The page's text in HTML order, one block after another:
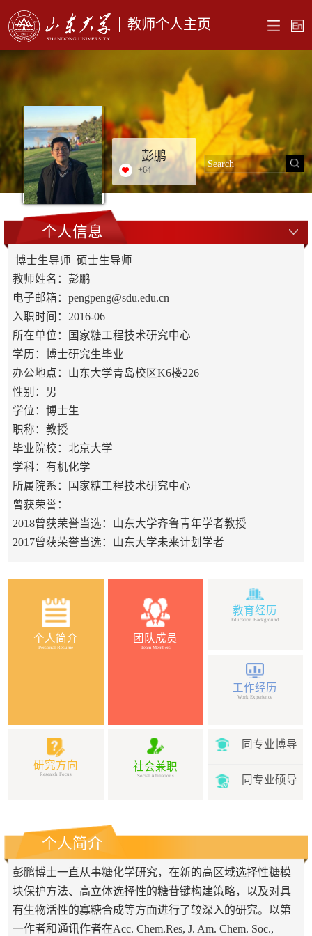
教师个人主页
彭鹏
+64
个人信息
博士生导师 硕士生导师
教师姓名：彭鹏
电子邮箱： pengpeng@sdu.edu.cn
入职时间：2016-06
所在单位：国家糖工程技术研究中心
学历：博士研究生毕业
办公地点：山东大学青岛校区K6楼226
性别：男
学位：博士生
职称：教授
毕业院校：北京大学
学科：有机化学
所属院系：国家糖工程技术研究中心
曾获荣誉：
2018曾获荣誉当选：山东大学齐鲁青年学者教授
2017曾获荣誉当选：山东大学未来计划学者
个人简介
Personal Resume
团队成员
Team Members
教育经历
Education Background
工作经历
Work Experience
研究方向
Research Focus
社会兼职
Social Affiliations
同专业博导
同专业硕导
个人简介
彭鹏博士一直从事糖化学研究，在新的高区域选择性糖模
块保护方法、高立体选择性的糖苷键构建策略，以及对具
有生物活性的寡糖合成等方面进行了较深入的研究。以第
一作者和通讯作者在Acc. Chem.Res, J. Am. Chem. Soc.,